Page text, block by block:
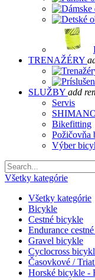
TRENAŽÉRY
SLUŽBY add
Servis
Bikefitting
Požičovňa
Výber
Všetky kategórie
Všetky kategórie
Bicykle
Cestné bicykle
Endurance
Gravel bicykle
Cyclocross
Časovkové /
Horské bicykle